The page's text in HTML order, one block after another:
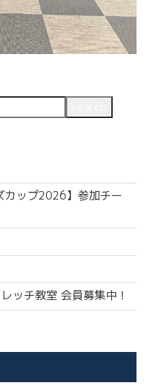
カップ2026】参加チー
ッチ教室 会員募集中！